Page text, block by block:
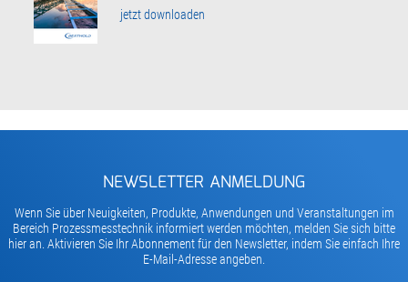
jetzt downloaden
NEWSLETTER ANMELDUNG
Wenn Sie über Neuigkeiten, Produkte, Anwendungen und Veranstaltungen im
Bereich Prozessmesstechnik informiert werden möchten, melden Sie sich bitte
hier an. Aktivieren Sie Ihr Abonnement für den Newsletter, indem Sie einfach Ihre
E-Mail-Adresse angeben.